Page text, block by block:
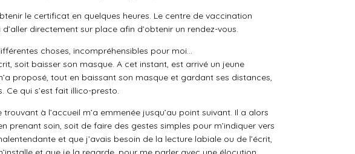
le certificat en quelques heures. Le centre de vaccination
directement sur place afin d’obtenir un rendez-vous.
choses, incompréhensibles pour moi…
soit baisser son masque. A cet instant, est arrivé un jeune
proposé, tout en baissant son masque et gardant ses distances,
qui s’est fait illico-presto.
à l’accueil m’a emmenée jusqu’au point suivant. Il a alors
prenant soin, soit de faire des gestes simples pour m’indiquer vers
et que j’avais besoin de la lecture labiale ou de l’écrit,